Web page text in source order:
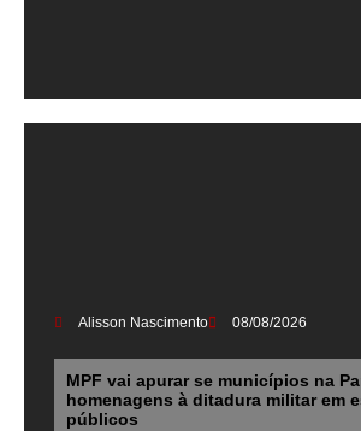
Alisson Nascimento 08/08/2026
MPF vai apurar se municípios na
homenagens à ditadura militar em
públicos